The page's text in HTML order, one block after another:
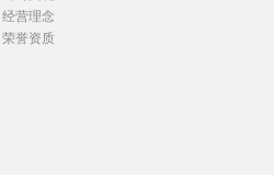
经营理念
荣誉资质